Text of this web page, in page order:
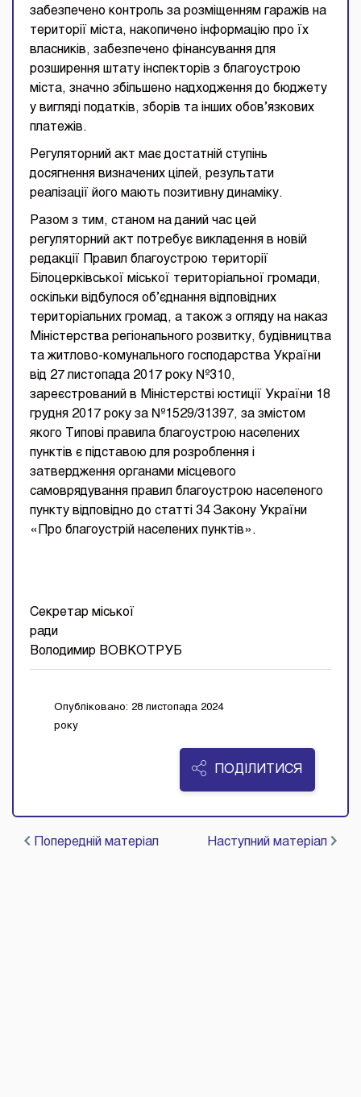
забезпечено контроль за розміщенням гаражів на
території міста, накопичено інформацію про їх
власників, забезпечено фінансування для
розширення штату інспекторів з благоустрою
міста, значно збільшено надходження до бюджету
у вигляді податків, зборів та інших обов’язкових
платежів.
Регуляторний акт має достатній ступінь
досягнення визначених цілей, результати
реалізації його мають позитивну динаміку.
Разом з тим, станом на даний час цей
регуляторний акт потребує викладення в новій
редакції Правил благоустрою території
Білоцерківської міської територіальної громади,
оскільки відбулося об’єднання відповідних
територіальних громад, а також з огляду на наказ
Міністерства регіонального розвитку, будівництва
та житлово-комунального господарства України
від 27 листопада 2017 року №310,
зареєстрований в Міністерстві юстиції України 18
грудня 2017 року за №1529/31397, за змістом
якого Типові правила благоустрою населених
пунктів є підставою для розроблення і
затвердження органами місцевого
самоврядування правил благоустрою населеного
пункту відповідно до статті 34 Закону України
«Про благоустрій населених пунктів».
Секретар міської
Володимир ВОВКОТРУБ
Опубліковано: 28 листопада 2024
року
ПОДІЛИТИСЯ
Попередній матеріал Наступний матеріал